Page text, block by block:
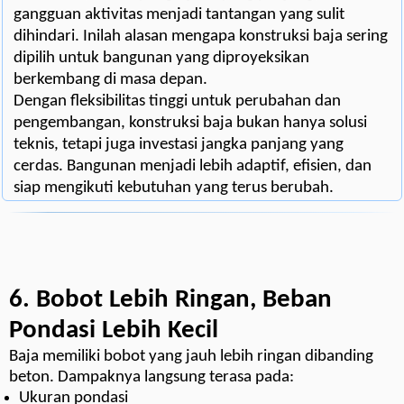
gangguan aktivitas menjadi tantangan yang sulit
dihindari. Inilah alasan mengapa konstruksi baja sering
dipilih untuk bangunan yang diproyeksikan
berkembang di masa depan.
Dengan fleksibilitas tinggi untuk perubahan dan
pengembangan, konstruksi baja bukan hanya solusi
teknis, tetapi juga investasi jangka panjang yang
cerdas. Bangunan menjadi lebih adaptif, efisien, dan
siap mengikuti kebutuhan yang terus berubah.
6. Bobot Lebih Ringan, Beban
Pondasi Lebih Kecil
Baja memiliki bobot yang jauh lebih ringan dibanding
beton. Dampaknya langsung terasa pada:
Ukuran pondasi